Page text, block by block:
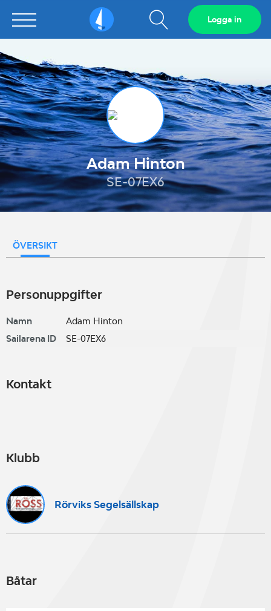
Sailarena Visa
sökfält
Logga in
Adam Hinton
SE-07EX6
ÖVERSIKT
Personuppgifter
Namn
Adam Hinton
Sailarena ID
SE-07EX6
Kontakt
Klubb
Rörviks Segelsällskap
Båtar